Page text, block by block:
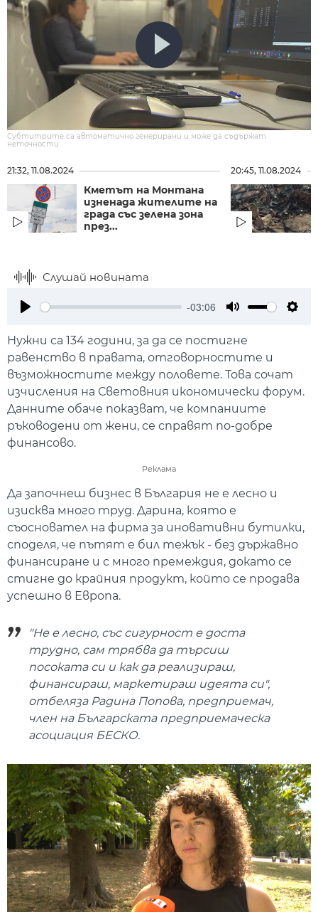
Субтитрите са автоматично генерирани и може да съдържат
неточности.
21:32, 11.08.2024
Кметът на Монтана
изненада жителите на
града със зелена зона
през...
20:45, 11.08.2024
Слушай новината
-03:06
Нужни са 134 години, за да се постигне
равенство в правата, отговорностите и
възможностите между половете. Това сочат
изчисления на Световния икономически форум.
Данните обаче показват, че компаниите
ръководени от жени, се справят по-добре
финансово.
Реклама
Да започнеш бизнес в България не е лесно и
изисква много труд. Дарина, която е
съосновател на фирма за иновативни бутилки,
споделя, че пътят е бил тежък - без държавно
финансиране и с много премеждия, докато се
стигне до крайния продукт, който се продава
успешно в Европа.
"Не е лесно, със сигурност е доста
трудно, сам трябва да търсиш
посоката си и как да реализираш,
финансираш, маркетираш идеята си",
отбеляза Радина Попова, предприемач,
член на Българската предприемаческа
асоциация БЕСКО.